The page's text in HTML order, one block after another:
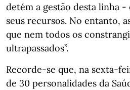
detém a gestão desta linha
seus recursos. No entanto,
que nem todos os
ultrapassados”.
Recorde-se que, na sexta-
de 30 personalidades da